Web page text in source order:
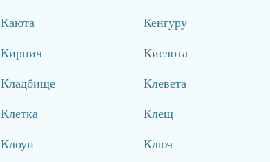
Каюта Кенгуру
Кирпич Кислота
Кладбище Клевета
Клетка Клещ
Клоун Ключ